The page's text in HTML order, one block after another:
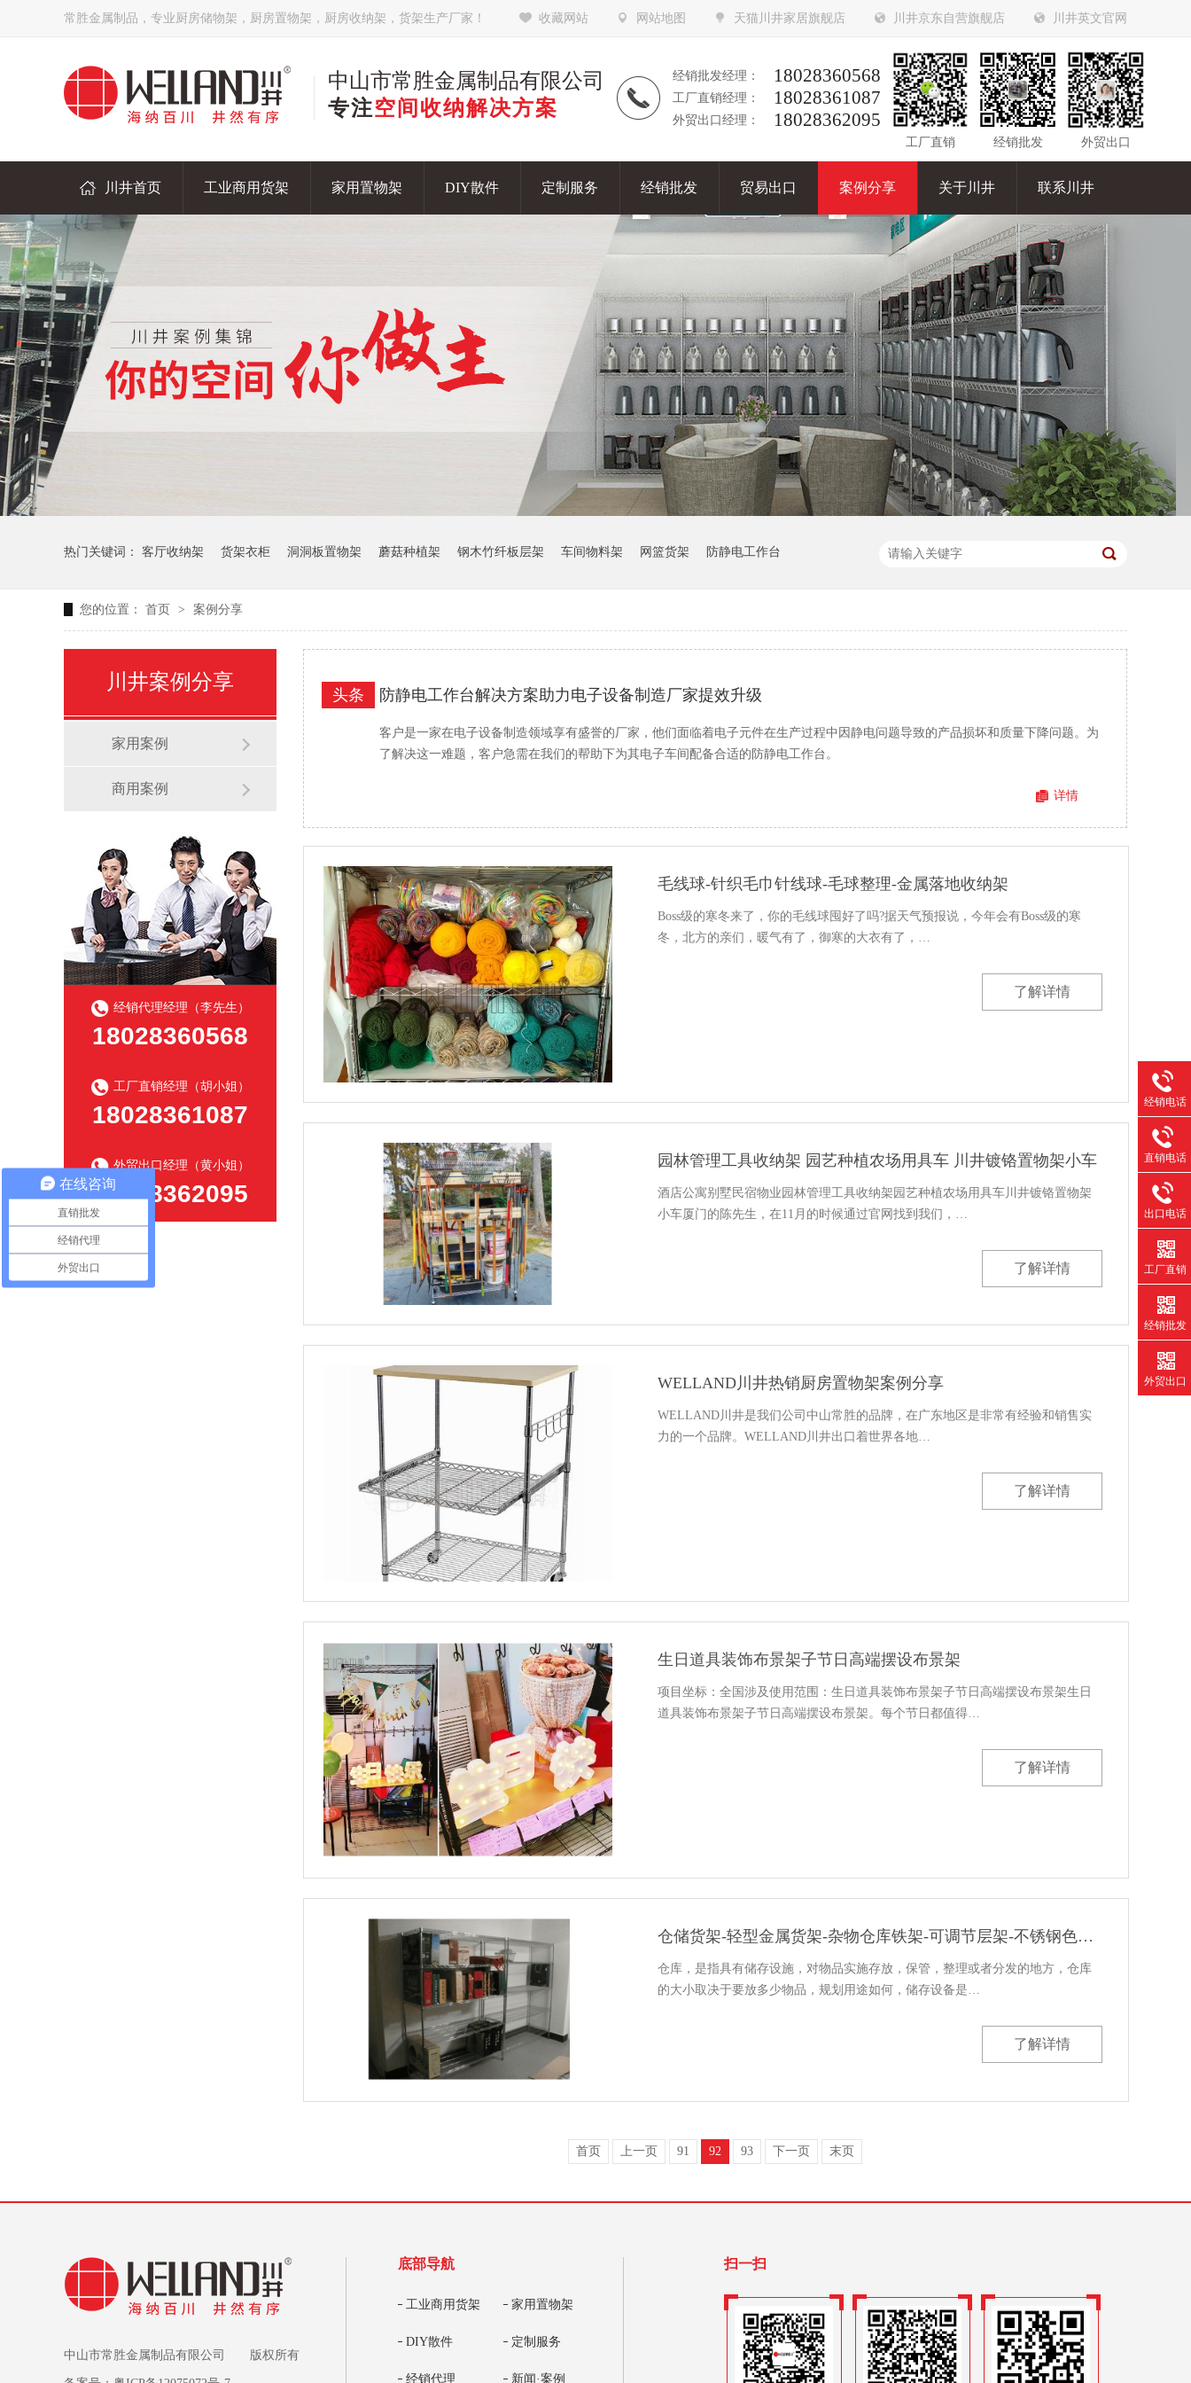
收藏网站 网站地图 天猫川井家居旗舰店 川井京东自营旗舰店 川井英文官网
常胜金属制品，专业厨房储物架，厨房置物架，厨房收纳架，货架生产厂家！
经销批发经理： 18028360568
工厂直销经理： 18028361087
外贸出口经理： 18028362095
中山市常胜金属制品有限公司
专注空间收纳解决方案
工厂直销 经销批发 外贸出口
川井首页 工业商用货架 家用置物架 DIY散件 定制服务 经销批发 贸易出口 案例分享 关于川井 联系川井
热门关键词： 客厅收纳架 货架衣柜 洞洞板置物架 蘑菇种植架 钢木竹纤板层架 车间物料架 网篮货架 防静电工作台
您的位置： 首页 > 案例分享
川井案例分享
家用案例
商用案例
经销代理经理（李先生）
18028360568
工厂直销经理（胡小姐）
18028361087
外贸出口经理（黄小姐）
18028362095
防静电工作台解决方案助力电子设备制造厂家提效升级
头条
客户是一家在电子设备制造领域享有盛誉的厂家，他们面临着电子元件在生产过程中因静电问题导致的产品损坏和质量下降问题。为
了解决这一难题，客户急需在我们的帮助下为其电子车间配备合适的防静电工作台。
详情
毛线球-针织毛巾针线球-毛球整理-金属落地收纳架
Boss级的寒冬来了，你的毛线球囤好了吗?据天气预报说，今年会有Boss级的寒
冬，北方的亲们，暖气有了，御寒的大衣有了，…
了解详情
园林管理工具收纳架 园艺种植农场用具车 川井镀铬置物架小车
酒店公寓别墅民宿物业园林管理工具收纳架园艺种植农场用具车川井镀铬置物架
小车厦门的陈先生，在11月的时候通过官网找到我们，…
了解详情
WELLAND川井热销厨房置物架案例分享
WELLAND川井是我们公司中山常胜的品牌，在广东地区是非常有经验和销售实
力的一个品牌。WELLAND川井出口着世界各地…
了解详情
生日道具装饰布景架子节日高端摆设布景架
项目坐标：全国涉及使用范围：生日道具装饰布景架子节日高端摆设布景架生日
道具装饰布景架子节日高端摆设布景架。每个节日都值得…
了解详情
仓储货架-轻型金属货架-杂物仓库铁架-可调节层架-不锈钢色镀铬货架
仓库，是指具有储存设施，对物品实施存放，保管，整理或者分发的地方，仓库
的大小取决于要放多少物品，规划用途如何，储存设备是…
了解详情
首页 上一页 91 92 93 下一页 末页
经销电话
直销电话
出口电话
工厂直销
经销批发
外贸出口
扫一扫
中山市常胜金属制品有限公司 版权所有
底部导航
工业商用货架 家用置物架
DIY散件 定制服务
经销代理 新闻·案例
在线咨询
直销批发
经销代理
外贸出口